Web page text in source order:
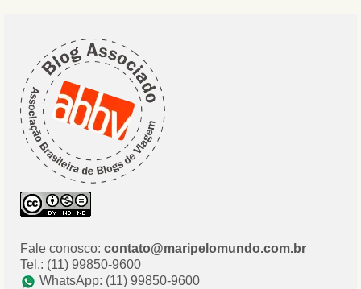
Fale conosco: contato@maripelomundo.com.br
Tel.: (11) 99850-9600
WhatsApp: (11) 99850-9600